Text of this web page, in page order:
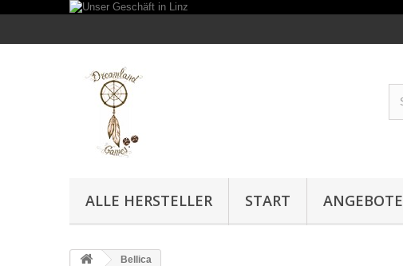
ALLE HERSTELLER START ANGEBOTE
Bellica